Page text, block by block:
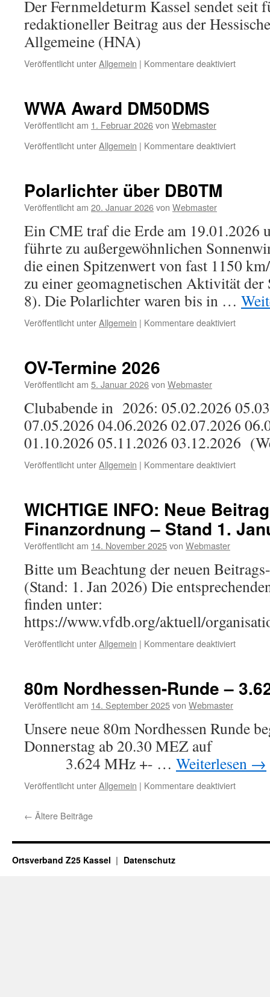
–
Ein
DO1KKP
Der Fernmeldeturm Kassel sendet seit
redaktioneller Beitrag aus der
Allgemeine (HNA)
Veröffentlicht unterAllgemein | Kommentare deaktiviertfür
„in
WWA Award DM50DMS
Veröffentlicht am 1. Februar 2026von Webmaster
Veröffentlicht unterAllgemein | Kommentare deaktiviertfür
Polarlichter über DB0TM
Veröffentlicht am 20. Januar 2026von Webmaster
Ein CME traf die Erde am 19.01.2026
führte zu außergewöhnlichen
die einen Spitzenwert von fast 1150
zu einer geomagnetischen Aktivität
8). Die Polarlichter waren bis in …
Veröffentlicht unterAllgemein | Kommentare deaktiviertfür
OV-Termine 2026
Veröffentlicht am 5. Januar 2026von Webmaster
Clubabende in 2026: 05.02.2026
07.05.2026 04.06.2026 02.07.2026
01.10.2026 05.11.2026 03.12.2026
Veröffentlicht unterAllgemein | Kommentare deaktiviertfür
WICHTIGE INFO: Neue
Finanzordnung – Stand 1.
Veröffentlicht am 14. November 2025von Webmaster
Bitte um Beachtung der neuen
(Stand: 1. Jan 2026) Die
finden unter:
https://www.vfdb.org/aktuell/
Veröffentlicht unterAllgemein | Kommentare deaktiviertfür
Beitrags-
–
Januar
2026
80m Nordhessen-Runde –
Veröffentlicht am 14. September 2025von Webmaster
Unsere neue 80m Nordhessen Runde
Donnerstag ab
3.624 MHz +- … Weiterlesen →
Veröffentlicht unterAllgemein | Kommentare deaktiviertfür
3.624
← Ältere Beiträge
Ortsverband Z25 Kassel Datenschutz